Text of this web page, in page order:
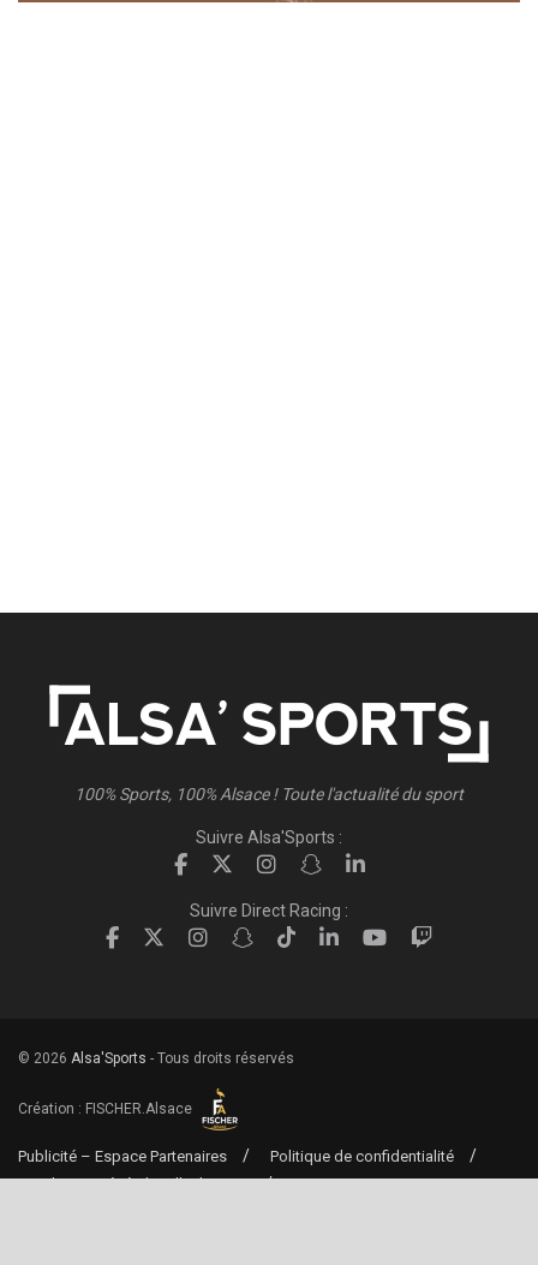
100% Sports, 100% Alsace ! Toute l'actualité du sport
Suivre Alsa'Sports :
Suivre Direct Racing :
© 2026 Alsa'Sports - Tous droits réservés
Création : FISCHER.Alsace
Publicité – Espace Partenaires
Politique de confidentialité
Conditions générales d’utilisation